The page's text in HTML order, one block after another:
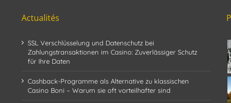
Actualités
SSL Verschlüsselung und Datenschutz bei
Zahlungstransaktionen im Casino: Zuverlässiger Schutz
für Ihre Daten
Cashback-Programme als Alternative zu klassischen
Casino Boni – Warum sie oft vorteilhafter sind